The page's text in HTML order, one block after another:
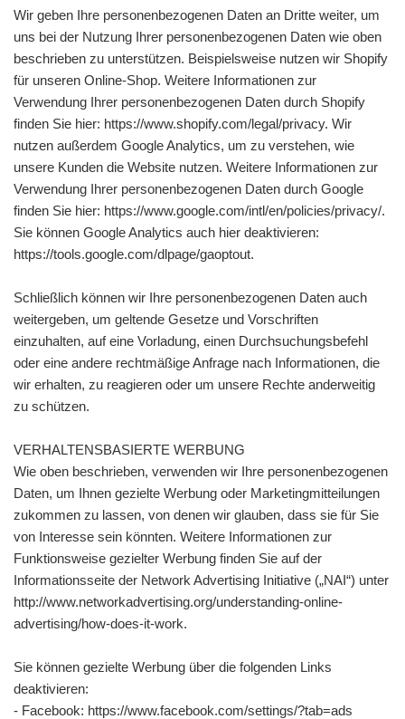
Wir geben Ihre personenbezogenen Daten an Dritte weiter, um
uns bei der Nutzung Ihrer personenbezogenen Daten wie oben
beschrieben zu unterstützen. Beispielsweise nutzen wir Shopify
für unseren Online-Shop. Weitere Informationen zur
Verwendung Ihrer personenbezogenen Daten durch Shopify
finden Sie hier: https://www.shopify.com/legal/privacy. Wir
nutzen außerdem Google Analytics, um zu verstehen, wie
unsere Kunden die Website nutzen. Weitere Informationen zur
Verwendung Ihrer personenbezogenen Daten durch Google
finden Sie hier: https://www.google.com/intl/en/policies/privacy/.
Sie können Google Analytics auch hier deaktivieren:
https://tools.google.com/dlpage/gaoptout.
Schließlich können wir Ihre personenbezogenen Daten auch
weitergeben, um geltende Gesetze und Vorschriften
einzuhalten, auf eine Vorladung, einen Durchsuchungsbefehl
oder eine andere rechtmäßige Anfrage nach Informationen, die
wir erhalten, zu reagieren oder um unsere Rechte anderweitig
zu schützen.
VERHALTENSBASIERTE WERBUNG
Wie oben beschrieben, verwenden wir Ihre personenbezogenen
Daten, um Ihnen gezielte Werbung oder Marketingmitteilungen
zukommen zu lassen, von denen wir glauben, dass sie für Sie
von Interesse sein könnten. Weitere Informationen zur
Funktionsweise gezielter Werbung finden Sie auf der
Informationsseite der Network Advertising Initiative („NAI“) unter
http://www.networkadvertising.org/understanding-online-
advertising/how-does-it-work.
Sie können gezielte Werbung über die folgenden Links
deaktivieren:
- Facebook: https://www.facebook.com/settings/?tab=ads